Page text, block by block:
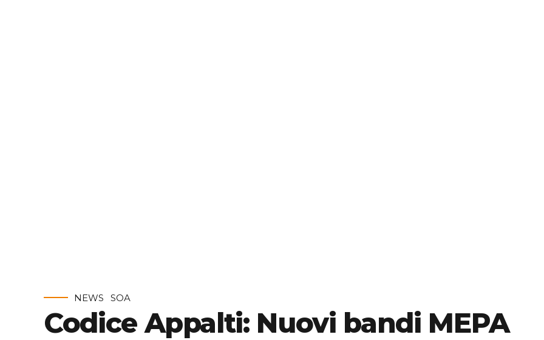
NEWS SOA
Codice Appalti: Nuovi bandi MEPA